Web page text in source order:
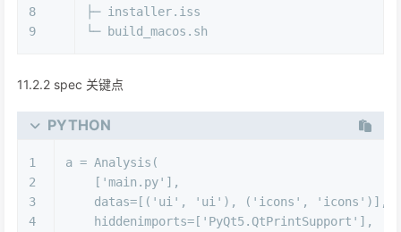
8
9
├─ installer.iss
└─ build_macos.sh
11.2.2 spec 关键点
PYTHON
1
2
3
4
a = Analysis(
    [
'main.py' ],
    datas=[(
'ui' , 'ui' ), ( 'icons' , 'icons' )],
    hiddenimports=[
'PyQt5.QtPrintSupport' ],